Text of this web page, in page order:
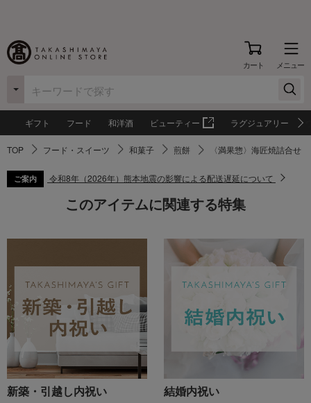
カート メニュー
ギフト フード 和洋酒 ビューティー ラグジュアリー
TOP フード・スイーツ 和菓子 煎餅 〈満果惣〉海匠焼詰合せ
ご案内 令和8年（2026年）熊本地震の影響による配送遅延について
このアイテムに関連する特集
新築・引越し内祝い 結婚内祝い